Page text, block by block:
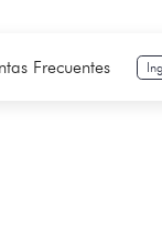
Frecuentes